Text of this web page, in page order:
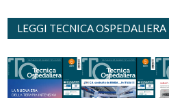
LEGGI TECNICA OSPEDALIERA